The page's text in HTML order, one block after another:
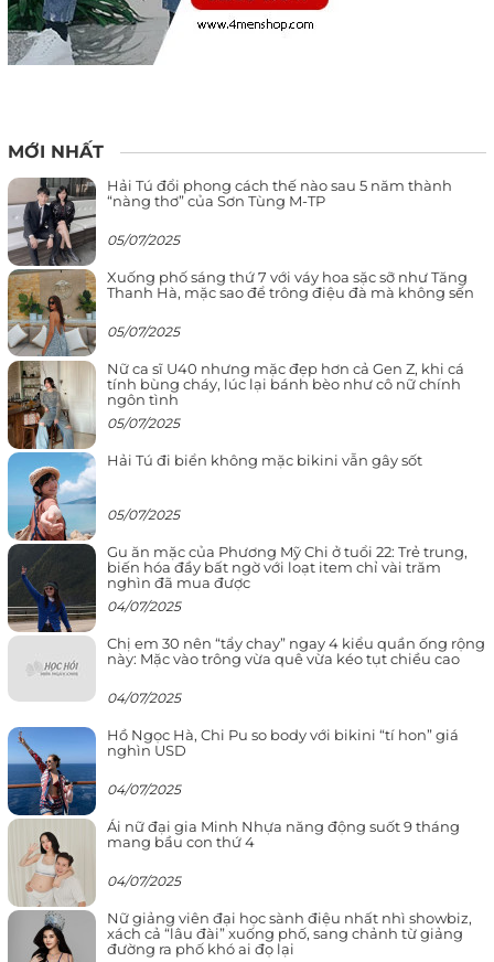
MỚI NHẤT
Hải Tú đổi phong cách thế nào sau 5 năm thành
“nàng thơ” của Sơn Tùng M-TP
05/07/2025
Xuống phố sáng thứ 7 với váy hoa sặc sỡ như Tăng
Thanh Hà, mặc sao để trông điệu đà mà không sến
05/07/2025
Nữ ca sĩ U40 nhưng mặc đẹp hơn cả Gen Z, khi cá
tính bùng cháy, lúc lại bánh bèo như cô nữ chính
ngôn tình
05/07/2025
Hải Tú đi biển không mặc bikini vẫn gây sốt
05/07/2025
Gu ăn mặc của Phương Mỹ Chi ở tuổi 22: Trẻ trung,
biến hóa đầy bất ngờ với loạt item chỉ vài trăm
nghìn đã mua được
04/07/2025
Chị em 30 nên “tẩy chay” ngay 4 kiểu quần ống rộng
này: Mặc vào trông vừa quê vừa kéo tụt chiều cao
04/07/2025
Hồ Ngọc Hà, Chi Pu so body với bikini “tí hon” giá
nghìn USD
04/07/2025
Ái nữ đại gia Minh Nhựa năng động suốt 9 tháng
mang bầu con thứ 4
04/07/2025
Nữ giảng viên đại học sành điệu nhất nhì showbiz,
xách cả “lâu đài” xuống phố, sang chảnh từ giảng
đường ra phố khó ai đọ lại